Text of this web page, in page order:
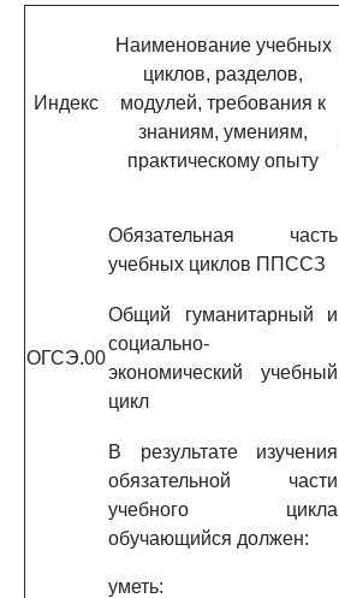
Индекс
Наименование учебных
циклов, разделов,
модулей, требования к
знаниям, умениям,
практическому опыту
Обязательная часть
учебных циклов ППССЗ
ОГСЭ.00
Общий гуманитарный и
социально-
экономический учебный
цикл
В результате изучения
обязательной части
учебного цикла
обучающийся должен:
уметь: